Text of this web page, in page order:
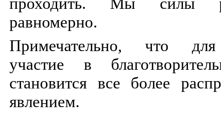
равномерно.
Примечательно, что
участие в
становится все более
явлением.